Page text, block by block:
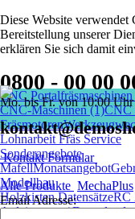
Diese Website verwendet
Bereitstellung unserer
erklären Sie sich damit
CNC
CNC-Maschinen (1)CNC
Fräsmotoren
Lohnarbeit Fräs Service
Sonderangebote
MafellMonatsangebot
Modellbau
Holzkisten DatensätzeRC
Anleitungen / Download
0800 - 00 00
Mo. bis Fr. von 10:00
Kontakt Formular
Alle Produkte MechaPlus
Email Adresse: